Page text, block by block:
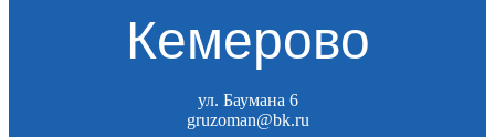
Кемерово
ул. Баумана 6
gruzoman@bk.ru